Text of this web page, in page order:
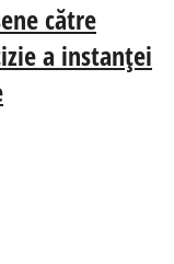
către
a instanței